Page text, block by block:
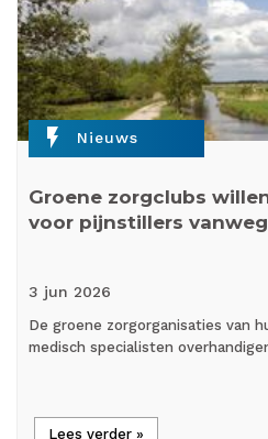
flash_on Nieuws
Groene zorgclubs
voor pijnstillers
3 jun 2026
De groene zorgorganisaties van
medisch specialisten
Lees verder »